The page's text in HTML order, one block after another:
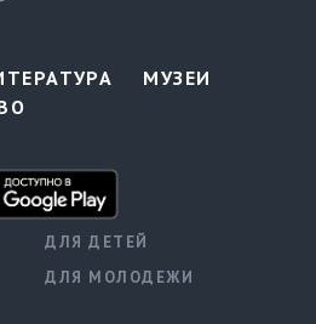
МУЗЕИ
ДЛЯ ДЕТЕЙ
ДЛЯ МОЛОДЕЖИ